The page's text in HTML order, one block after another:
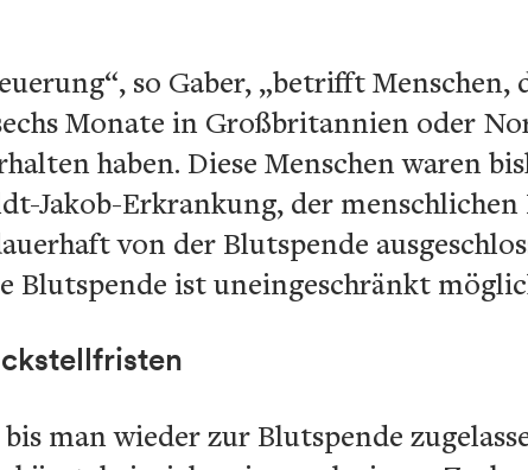
so Gaber, „betrifft Menschen,
Monate in Großbritannien oder
haben. Diese Menschen waren
Jakob-Erkrankung, der menschlichen
von der Blutspende
Blutspende ist uneingeschränkt
man wieder zur Blutspende